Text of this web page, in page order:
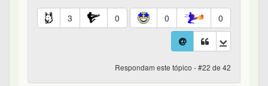
3 0 0 0
Respondam este tópico - #22 de 42